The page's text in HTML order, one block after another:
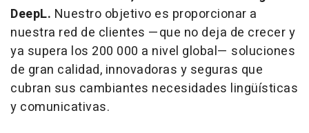
DeepL. Nuestro objetivo es proporcionar a
nuestra red de clientes —que no deja de crecer y
ya supera los 200 000 a nivel global— soluciones
de gran calidad, innovadoras y seguras que
cubran sus cambiantes necesidades lingüísticas
y comunicativas.